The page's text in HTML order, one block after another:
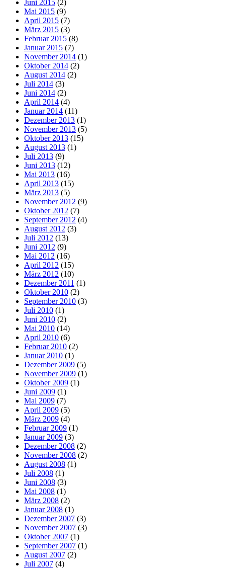
Juni 2015 (2)
Mai 2015 (9)
April 2015 (7)
März 2015 (3)
Februar 2015 (8)
Januar 2015 (7)
November 2014 (1)
Oktober 2014 (2)
August 2014 (2)
Juli 2014 (3)
Juni 2014 (2)
April 2014 (4)
Januar 2014 (11)
Dezember 2013 (1)
November 2013 (5)
Oktober 2013 (15)
August 2013 (1)
Juli 2013 (9)
Juni 2013 (12)
Mai 2013 (16)
April 2013 (15)
März 2013 (5)
November 2012 (9)
Oktober 2012 (7)
September 2012 (4)
August 2012 (3)
Juli 2012 (13)
Juni 2012 (9)
Mai 2012 (16)
April 2012 (15)
März 2012 (10)
Dezember 2011 (1)
Oktober 2010 (2)
September 2010 (3)
Juli 2010 (1)
Juni 2010 (2)
Mai 2010 (14)
April 2010 (6)
Februar 2010 (2)
Januar 2010 (1)
Dezember 2009 (5)
November 2009 (1)
Oktober 2009 (1)
Juni 2009 (1)
Mai 2009 (7)
April 2009 (5)
März 2009 (4)
Februar 2009 (1)
Januar 2009 (3)
Dezember 2008 (2)
November 2008 (2)
August 2008 (1)
Juli 2008 (1)
Juni 2008 (3)
Mai 2008 (1)
März 2008 (2)
Januar 2008 (1)
Dezember 2007 (3)
November 2007 (3)
Oktober 2007 (1)
September 2007 (1)
August 2007 (2)
Juli 2007 (4)